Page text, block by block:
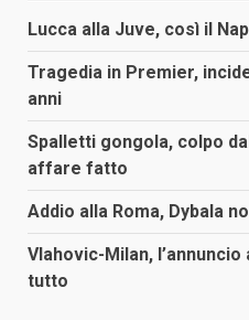
Lucca alla Juve, così il
Tragedia in Premier,
anni
Spalletti gongola, colpo
affare fatto
Addio alla Roma, Dybala
Vlahovic-Milan,
tutto